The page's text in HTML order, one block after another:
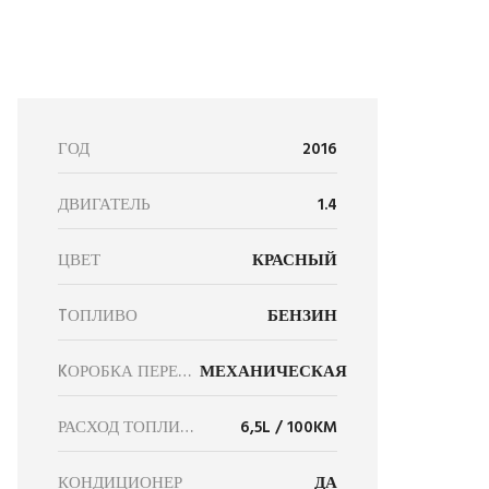
ГОД 2016
ДВИГАТЕЛЬ 1.4
ЦВЕТ КРАСНЫЙ
TОПЛИВО БЕНЗИН
KОРОБКА ПЕРЕДАЧ МЕХАНИЧЕСКАЯ
РАСХОД ТОПЛИВА 6,5L / 100KM
КОНДИЦИОНЕР ДА